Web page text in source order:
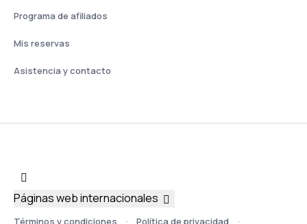
Programa de afiliados
Mis reservas
Asistencia y contacto
Términos y condiciones Política de privacidad
Páginas web internacionales